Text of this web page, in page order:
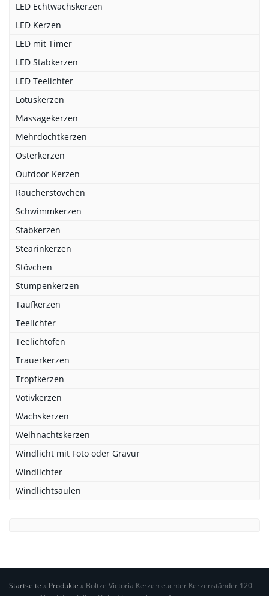
LED Echtwachskerzen
LED Kerzen
LED mit Timer
LED Stabkerzen
LED Teelichter
Lotuskerzen
Massagekerzen
Mehrdochtkerzen
Osterkerzen
Outdoor Kerzen
Räucherstövchen
Schwimmkerzen
Stabkerzen
Stearinkerzen
Stövchen
Stumpenkerzen
Taufkerzen
Teelichter
Teelichtofen
Trauerkerzen
Tropfkerzen
Votivkerzen
Wachskerzen
Weihnachtskerzen
Windlicht mit Foto oder Gravur
Windlichter
Windlichtsäulen
Startseite » Produkte » Boltze Victoria Kerzenleuchter Kerzenständer 120